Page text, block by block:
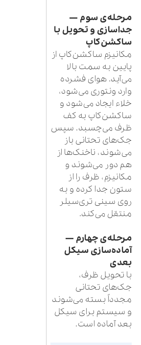
مرحله‌ی سوم —
جداسازی و تحویل با
ساکشن‌کاپ
مکانیزم ساکشن‌کاپ از
پایین به سمت بالا
می‌آید. هوای فشرده
وارد ونتوری می‌شود،
خلاء ایجاد می‌شود و
ساکشن‌کاپ به کف
ظرف می‌چسبد. سپس
جک‌های تحتانی باز
می‌شوند، ناخنک‌ها از
هم دور می‌شوند و
مکانیزم، ظرف را از
ستون جدا کرده و به
روی سینی تری‌سیلر
منتقل می‌کند.
مرحله‌ی چهارم —
آماده‌سازی سیکل
بعدی
با تحویل ظرف،
جک‌های تحتانی
مجدداً بسته می‌شوند
و سیستم برای سیکل
بعد آماده است.